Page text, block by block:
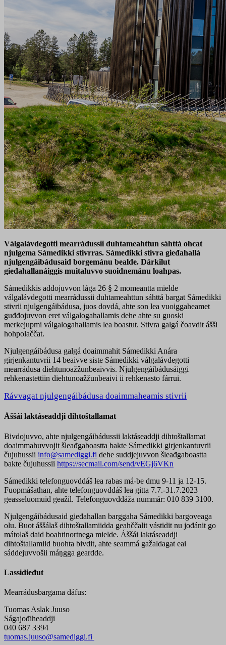
Válgalávdegotti mearrádussii duhtameahttun sáhttá ohcat
njulgema Sámedikki stivrras. Sámedikki stivra gieđahallá
njulgengáibádusaid borgemánu bealde. Dárkilut
gieđahallanáiggis muitaluvvo suoidnemánu loahpas.
Sámedikkis addojuvvon lága 26 § 2 momeantta mielde
válgalávdegotti mearrádussii duhtameahttun sáhttá bargat Sámedikki
stivrii njulgengáibádusa, juos dovdá, ahte son lea vuoiggaheamet
guđđojuvvon eret válgalogahallamis dehe ahte su guoski
merkejupmi válgalogahallamis lea boastut. Stivra galgá čoavdit ášši
hohpolaččat.
Njulgengáibádusa galgá doaimmahit Sámedikki Anára
girjenkantuvrii 14 beaivve siste Sámedikki válgalávdegotti
mearrádusa diehtunoažžunbeaivvis. Njulgengáibádusáiggi
rehkenastettiin diehtunoažžunbeaivi ii rehkenasto fárrui.
Rávvagat njulgengáibádusa doaimmaheamis stivrii
Áššái laktáseaddji dihtoštallamat
Bivdojuvvo, ahte njulgengáibádussii laktáseaddji dihtoštallamat
doaimmahuvvojit šleađgaboastta bakte Sámedikki girjenkantuvrii
čujuhussii info@samediggi.fi dehe suddjejuvvon šleađgaboastta
bakte čujuhussii https://secmail.com/send/vEGj6VKn
Sámedikki telefonguovddáš lea rabas má-be dmu 9-11 ja 12-15.
Fuopmášathan, ahte telefonguovddáš lea gitta 7.7.-31.7.2023
geasseluomuid geažil. Telefonguovddáža nummár: 010 839 3100.
Njulgengáibádusaid gieđahallan barggaha Sámedikki bargoveaga
olu. Buot áššálaš dihtoštallamiidda geahččalit vástidit nu jođánit go
máŧolaš daid boahtinortnega mielde. Áššái laktáseaddji
dihtoštallamiid buohta bivdit, ahte seammá gažaldagat eai
sáddejuvvošii máŋgga geardde.
Lassidieđut
Mearrádusbargama dáfus:
Tuomas Aslak Juuso
Ságajođiheaddji
040 687 3394
tuomas.juuso@samediggi.fi